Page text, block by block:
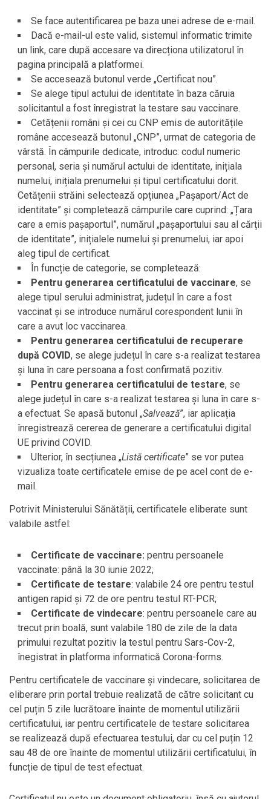
Se face autentificarea pe baza unei adrese de e-mail.
Dacă e-mail-ul este valid, sistemul informatic trimite
un link, care după accesare va direcționa utilizatorul în
pagina principală a platformei.
Se accesează butonul verde „Certificat nou”.
Se alege tipul actului de identitate în baza căruia
solicitantul a fost înregistrat la testare sau vaccinare.
Cetățenii români și cei cu CNP emis de autoritățile
române accesează butonul „CNP”, urmat de categoria de
vârstă. În câmpurile dedicate, introduc: codul numeric
personal, seria și numărul actului de identitate, inițiala
numelui, inițiala prenumelui și tipul certificatului dorit.
Cetățenii străini selectează opțiunea „Pașaport/Act de
identitate” și completează câmpurile care cuprind: „Țara
care a emis pașaportul”, numărul „pașaportului sau al cărții
de identitate”, inițialele numelui și prenumelui, iar apoi
aleg tipul de certificat.
În funcție de categorie, se completează:
Pentru generarea certificatului de vaccinare, se
alege tipul serului administrat, județul în care a fost
vaccinat și se introduce numărul corespondent lunii în
care a avut loc vaccinarea.
Pentru generarea certificatului de recuperare
după COVID, se alege județul în care s-a realizat testarea
și luna în care persoana a fost confirmată pozitiv.
Pentru generarea certificatului de testare, se
alege județul în care s-a realizat testarea și luna în care s-
a efectuat. Se apasă butonul „Salvează”, iar aplicația
înregistrează cererea de generare a certificatului digital
UE privind COVID.
Ulterior, în secțiunea „Listă certificate” se vor putea
vizualiza toate certificatele emise de pe acel cont de e-
mail.
Potrivit Ministerului Sănătății, certificatele eliberate sunt
valabile astfel:
Certificate de vaccinare: pentru persoanele
vaccinate: până la 30 iunie 2022;
Certificate de testare: valabile 24 ore pentru testul
antigen rapid și 72 de ore pentru testul RT-PCR;
Certificate de vindecare: pentru persoanele care au
trecut prin boală, sunt valabile 180 de zile de la data
primului rezultat pozitiv la testul pentru Sars-Cov-2,
înegistrat în platforma informatică Corona-forms.
Pentru certificatele de vaccinare și vindecare, solicitarea de
eliberare prin portal trebuie realizată de către solicitant cu
cel puțin 5 zile lucrătoare înainte de momentul utilizării
certificatului, iar pentru certificatele de testare solicitarea
se realizează după efectuarea testului, dar cu cel puțin 12
sau 48 de ore înainte de momentul utilizării certificatului, în
funcție de tipul de test efectuat.